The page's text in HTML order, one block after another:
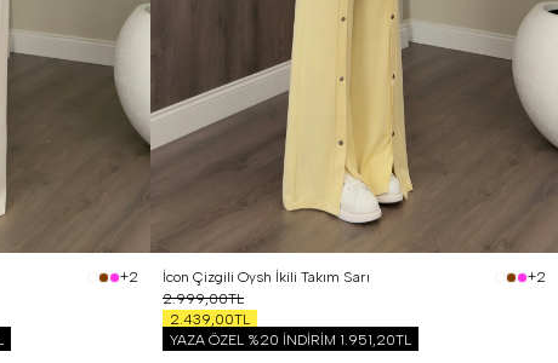
+2
İcon Çizgili Oysh İkili Takım Sarı
+2
2.999,00TL
2.439,00TL
YAZA ÖZEL %20 İNDİRİM 1.951,20TL